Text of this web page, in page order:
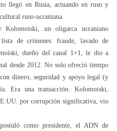
llegó en Rusia, actuando en ruso y
ruso-ucraniana.
un oligarca ucraniano
de crímenes: fraude, lavado de
dueño del canal 1+1, le dio a
desde 2012. No solo ofreció tiempo
dinero, seguridad y apoyo legal (y
Era una transacción. Kolomoiski,
por corrupción significativa, vio
como presidente, el ADN de